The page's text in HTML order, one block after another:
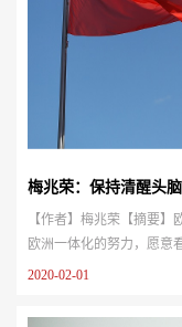
梅兆荣：保持清醒头
【作者】梅兆荣【摘要
欧洲一体化的努力，愿意
与欧共体建交以来，中欧
然是主流，但近年来中欧
2020-02-01